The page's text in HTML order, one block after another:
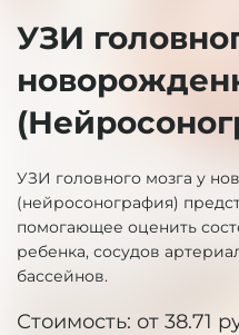
УЗИ
УЗИ головного мозга у
(нейросонография)
помогающее оценить
ребенка, сосудов
бассейнов.
Стоимость: от 38.71